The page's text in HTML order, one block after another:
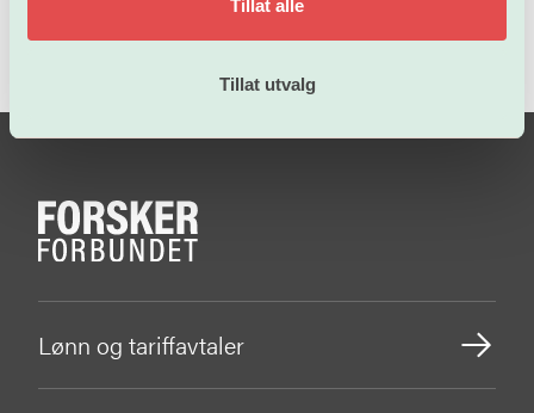
Tillat alle
Tillat utvalg
Lønn og tariffavtaler